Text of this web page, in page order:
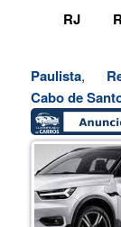
RJ
Paulista,
Cabo de